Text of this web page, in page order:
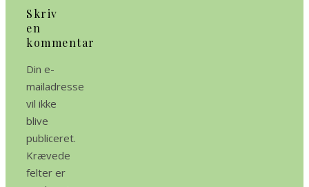
Skriv
en
kommentar
Din e-
mailadresse
vil ikke
blive
publiceret.
Krævede
felter er